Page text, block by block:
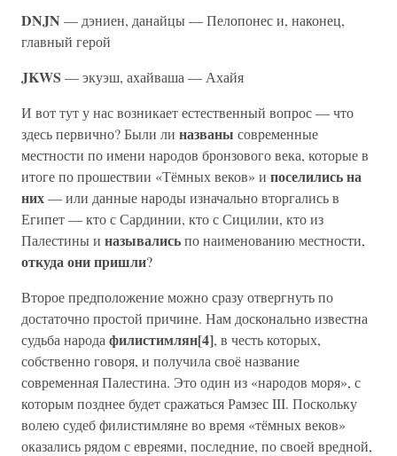
DNJN — дэниен, данайцы — Пелопонес и, наконец,
главный герой
JKWS — экуэш, ахайваша — Ахайя
И вот тут у нас возникает естественный вопрос — что
здесь первично? Были ли названы современные
местности по имени народов бронзового века, которые в
итоге по прошествии «Тёмных веков» и поселились на
них— или данные народы изначально вторгались в
Египет — кто с Сардинии, кто с Сицилии, кто из
Палестины и называлисьпо наименованию местности,
откуда они пришли?
Второе предположение можно сразу отвергнуть по
достаточно простой причине. Нам досконально известна
судьба народа филистимлян[4], в честь которых,
собственно говоря, и получила своё название
современная Палестина. Это один из «народов моря», с
которым позднее будет сражаться Рамзес III. Поскольку
волею судеб филистимляне во время «тёмных веков»
оказались рядом с евреями, последние, по своей вредной,